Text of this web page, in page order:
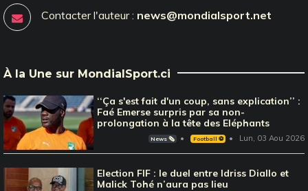
Contacter l'auteur : news@mondialsport.net
À la Une sur MondialSport.ci
‘‘Ça s'est fait d'un coup, sans explication’’ :
Faé Emerse surpris par sa non-
prolongation à la tête des Eléphants
News 🗞️ Football ⚽️ Lun, 03 Aou 2026
Election FIF : le duel entre Idriss Diallo et
Malick Tohé n’aura pas lieu